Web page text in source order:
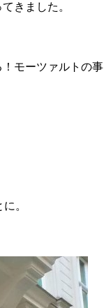
きました。
モーツァルトの事
。